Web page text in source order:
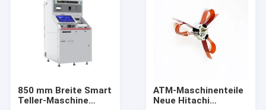
850 mm Breite Smart
Teller-Maschine
ATM-Maschinenteile
Neue Hitachi